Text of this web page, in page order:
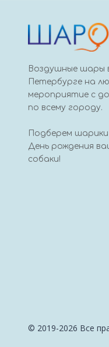
Воздушные шары
Петербурге на
мероприятие с
по всему городу.
Подберем
День рождения
собаки!
© 2019-2026 Все